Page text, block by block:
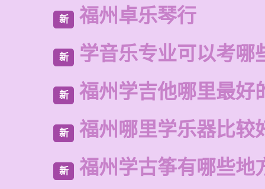
新 福州卓乐琴行
新 学音乐专业可以考哪
新 福州学吉他哪里最好
新 福州哪里学乐器比较
新 福州学古筝有哪些地